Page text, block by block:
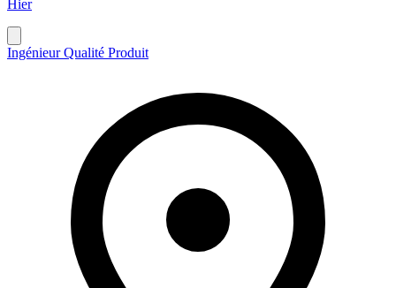
Hier
Ingénieur Qualité Produit